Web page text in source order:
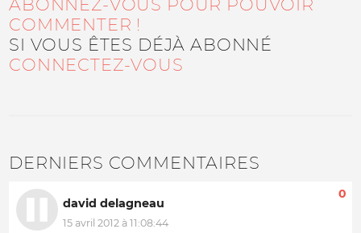
ABONNEZ-VOUS POUR POUVOIR
COMMENTER !
SI VOUS ÊTES DÉJÀ ABONNÉ
CONNECTEZ-VOUS
DERNIERS COMMENTAIRES
david delagneau
15 avril 2012 à 11:08:44
0